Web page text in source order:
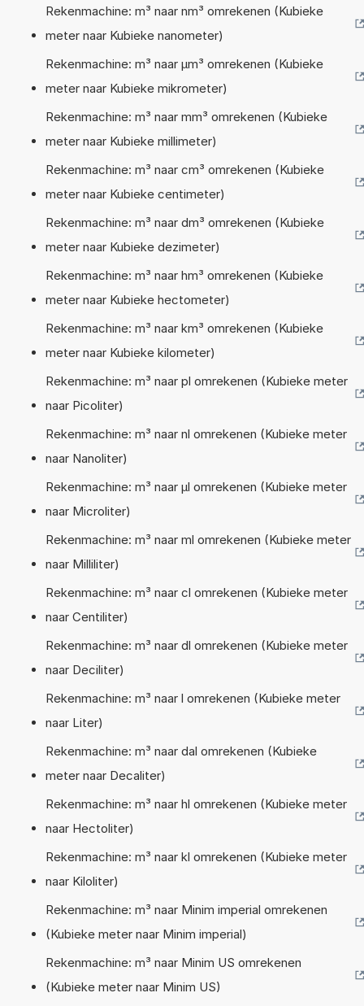
Rekenmachine: m³ naar nm³ omrekenen (Kubieke
meter naar Kubieke nanometer)
Rekenmachine: m³ naar µm³ omrekenen (Kubieke
meter naar Kubieke mikrometer)
Rekenmachine: m³ naar mm³ omrekenen (Kubieke
meter naar Kubieke millimeter)
Rekenmachine: m³ naar cm³ omrekenen (Kubieke
meter naar Kubieke centimeter)
Rekenmachine: m³ naar dm³ omrekenen (Kubieke
meter naar Kubieke dezimeter)
Rekenmachine: m³ naar hm³ omrekenen (Kubieke
meter naar Kubieke hectometer)
Rekenmachine: m³ naar km³ omrekenen (Kubieke
meter naar Kubieke kilometer)
Rekenmachine: m³ naar pl omrekenen (Kubieke meter
naar Picoliter)
Rekenmachine: m³ naar nl omrekenen (Kubieke meter
naar Nanoliter)
Rekenmachine: m³ naar µl omrekenen (Kubieke meter
naar Microliter)
Rekenmachine: m³ naar ml omrekenen (Kubieke meter
naar Milliliter)
Rekenmachine: m³ naar cl omrekenen (Kubieke meter
naar Centiliter)
Rekenmachine: m³ naar dl omrekenen (Kubieke meter
naar Deciliter)
Rekenmachine: m³ naar l omrekenen (Kubieke meter
naar Liter)
Rekenmachine: m³ naar dal omrekenen (Kubieke
meter naar Decaliter)
Rekenmachine: m³ naar hl omrekenen (Kubieke meter
naar Hectoliter)
Rekenmachine: m³ naar kl omrekenen (Kubieke meter
naar Kiloliter)
Rekenmachine: m³ naar Minim imperial omrekenen
(Kubieke meter naar Minim imperial)
Rekenmachine: m³ naar Minim US omrekenen
(Kubieke meter naar Minim US)